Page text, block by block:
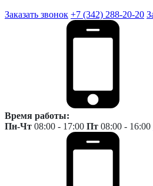
Заказать звонок +7 (342) 288-20-20
Время работы:
Пн-Чт 08:00 - 17:00 Пт 08:00 - 16:00